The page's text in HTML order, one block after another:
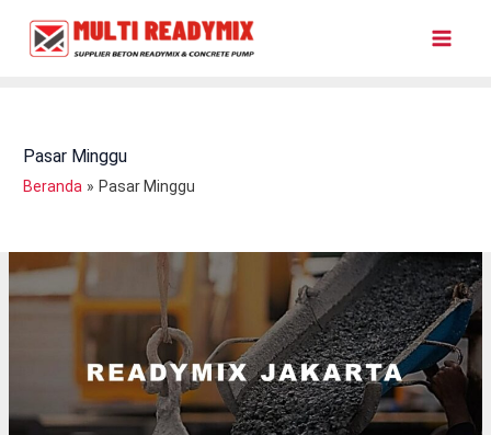
Pasar Minggu
Beranda Pasar Minggu